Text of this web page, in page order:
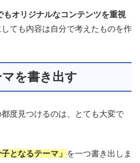
もオリジナルなコンテンツを重視
ても内容は自分で考えたものを作
を書き出す
度見つけるのは、とても大変で
子となるテーマ」
を一つ書き出しま